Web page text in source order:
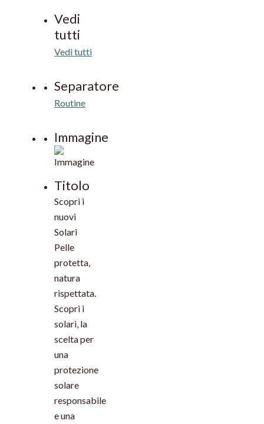
Vedi
tutti
Vedi tutti
Separatore
Routine
Immagine
Titolo
Scopri i
nuovi
Solari
Pelle
protetta,
natura
rispettata.
Scopri i
solari, la
scelta per
una
protezione
solare
responsabile
e una